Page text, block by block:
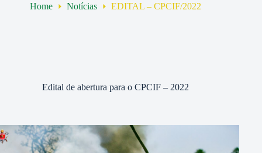
Home Notícias EDITAL – CPCIF/2022
Edital de abertura para o CPCIF – 2022